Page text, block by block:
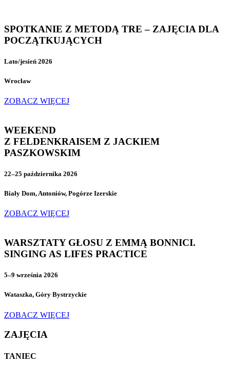
SPOTKANIE Z METODĄ TRE – ZAJĘCIA DLA
POCZĄTKUJĄCYCH
Lato/jesień 2026
Wrocław
ZOBACZ WIĘCEJ
WEEKEND
Z FELDENKRAISEM Z JACKIEM
PASZKOWSKIM
22–25 października 2026
Biały Dom, Antoniów, Pogórze Izerskie
ZOBACZ WIĘCEJ
WARSZTATY GŁOSU Z EMMĄ BONNICI.
SINGING AS LIFES PRACTICE
5–9 września 2026
Wataszka, Góry Bystrzyckie
ZOBACZ WIĘCEJ
ZAJĘCIA
TANIEC